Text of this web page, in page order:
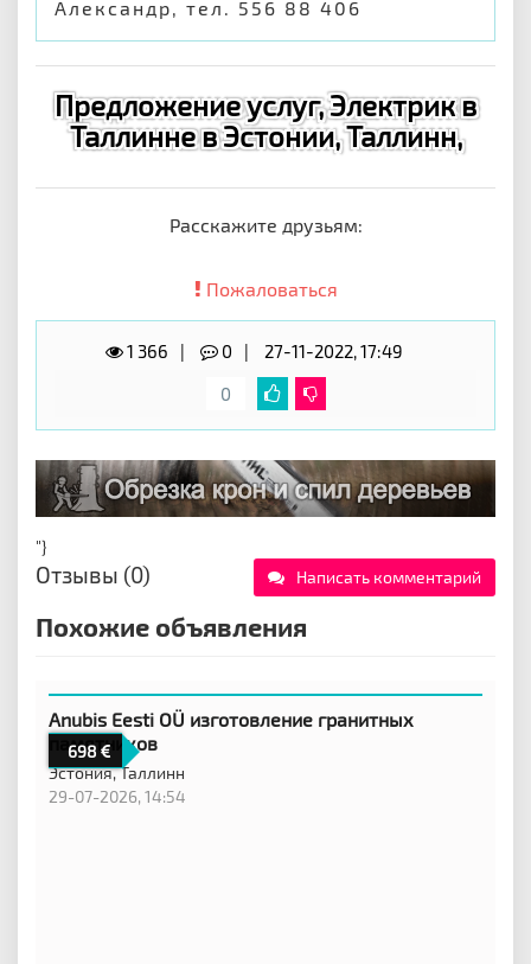
Александр, тел. 556 88 406
Предложение услуг, Электрик в
Таллинне в Эстонии, Таллинн,
Расскажите друзьям:
Пожаловаться
1 366 0
27-11-2022, 17:49
0
"}
Отзывы (0) Написать комментарий
Похожие объявления
698
Anubis Eesti OÜ изготовление гранитных
памятников
Эстония,Таллинн
29-07-2026, 14:54